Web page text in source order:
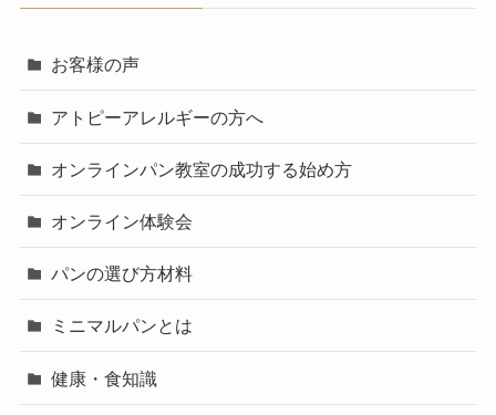
お客様の声
アトピーアレルギーの方へ
オンラインパン教室の成功する始め方
オンライン体験会
パンの選び方材料
ミニマルパンとは
健康・食知識